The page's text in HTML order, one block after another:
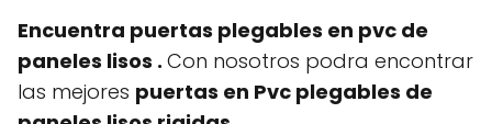
Encuentra puertas plegables en pvc de
paneles lisos . Con nosotros podra encontrar
las mejores puertas en Pvc plegables de